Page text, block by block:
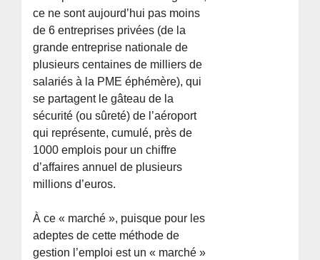
ce ne sont aujourd’hui pas moins
de 6 entreprises privées (de la
grande entreprise nationale de
plusieurs centaines de milliers de
salariés à la PME éphémère), qui
se partagent le gâteau de la
sécurité (ou sûreté) de l’aéroport
qui représente, cumulé, près de
1000 emplois pour un chiffre
d’affaires annuel de plusieurs
millions d’euros.
À ce « marché », puisque pour les
adeptes de cette méthode de
gestion l’emploi est un « marché »